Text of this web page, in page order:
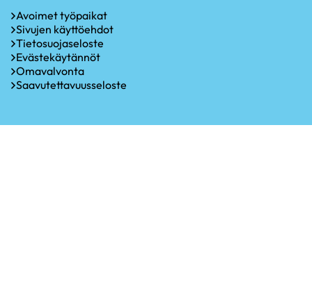
Avoimet työpaikat
Sivujen käyttöehdot
Tietosuojaseloste
Evästekäytännöt
Omavalvonta
Saavutettavuusseloste